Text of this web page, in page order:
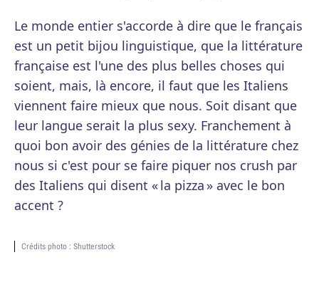
Le monde entier s'accorde à dire que le français
est un petit bijou linguistique, que la littérature
française est l'une des plus belles choses qui
soient, mais, là encore, il faut que les Italiens
viennent faire mieux que nous. Soit disant que
leur langue serait la plus sexy. Franchement à
quoi bon avoir des génies de la littérature chez
nous si c'est pour se faire piquer nos crush par
des Italiens qui disent « la pizza » avec le bon
accent ?
Crédits photo : Shutterstock